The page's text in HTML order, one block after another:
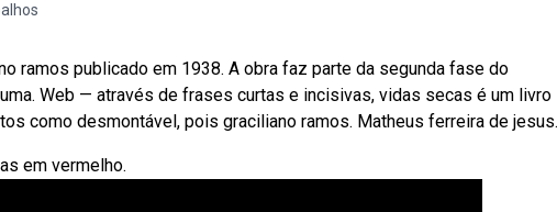
ramos publicado em 1938. A obra faz parte da segunda fase do
Web — através de frases curtas e incisivas, vidas secas é um livro
como desmontável, pois graciliano ramos. Matheus ferreira de jesus.
em vermelho.